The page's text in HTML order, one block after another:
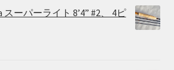
ーパーライト 8’4” #2、 4ピ